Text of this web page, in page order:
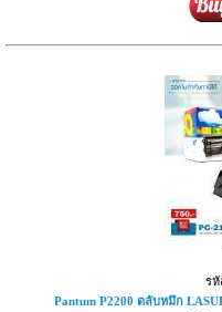
รหั
Pantum P2200 ตลับหมึก